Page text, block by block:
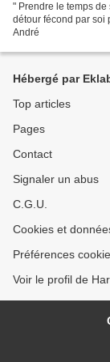
" Prendre le temps
détour fécond par soi
André
Hébergé par
Top articles
Pages
Contact
Signaler un abus
C.G.U.
Cookies et
Préférences
Voir le profil de